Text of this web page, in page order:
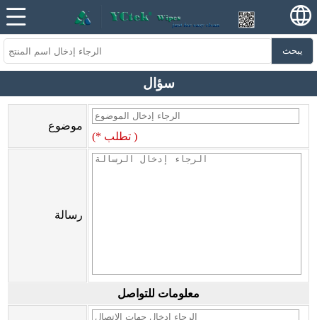
يبحث
سؤال
موضوع
(* تطلب )
رسالة
معلومات للتواصل